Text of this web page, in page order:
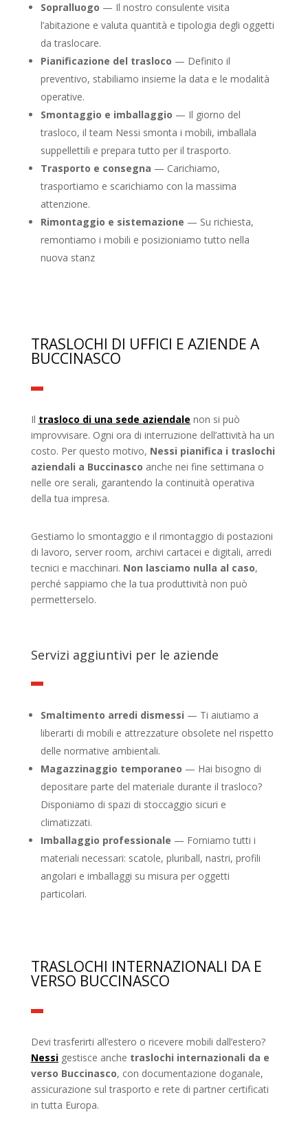
Sopralluogo — Il nostro consulente visita
l’abitazione e valuta quantità e tipologia degli oggetti
da traslocare.
Pianificazione del trasloco — Definito il
preventivo, stabiliamo insieme la data e le modalità
operative.
Smontaggio e imballaggio — Il giorno del
trasloco, il team Nessi smonta i mobili, imballala
suppellettili e prepara tutto per il trasporto.
Trasporto e consegna — Carichiamo,
trasportiamo e scarichiamo con la massima
attenzione.
Rimontaggio e sistemazione — Su richiesta,
remontiamo i mobili e posizioniamo tutto nella
nuova stanz
TRASLOCHI DI UFFICI E AZIENDE A
BUCCINASCO
Il trasloco di una sede aziendale non si può
improvvisare. Ogni ora di interruzione dell’attività ha un
costo. Per questo motivo, Nessi pianifica i traslochi
aziendali a Buccinasco anche nei fine settimana o
nelle ore serali, garantendo la continuità operativa
della tua impresa.
Gestiamo lo smontaggio e il rimontaggio di postazioni
di lavoro, server room, archivi cartacei e digitali, arredi
tecnici e macchinari. Non lasciamo nulla al caso,
perché sappiamo che la tua produttività non può
permetterselo.
Servizi aggiuntivi per le aziende
Smaltimento arredi dismessi — Ti aiutiamo a
liberarti di mobili e attrezzature obsolete nel rispetto
delle normative ambientali.
Magazzinaggio temporaneo — Hai bisogno di
depositare parte del materiale durante il trasloco?
Disponiamo di spazi di stoccaggio sicuri e
climatizzati.
Imballaggio professionale — Forniamo tutti i
materiali necessari: scatole, pluriball, nastri, profili
angolari e imballaggi su misura per oggetti
particolari.
TRASLOCHI INTERNAZIONALI DA E
VERSO BUCCINASCO
Devi trasferirti all’estero o ricevere mobili dall’estero?
Nessigestisce anche traslochi internazionali da e
verso Buccinasco, con documentazione doganale,
assicurazione sul trasporto e rete di partner certificati
in tutta Europa.